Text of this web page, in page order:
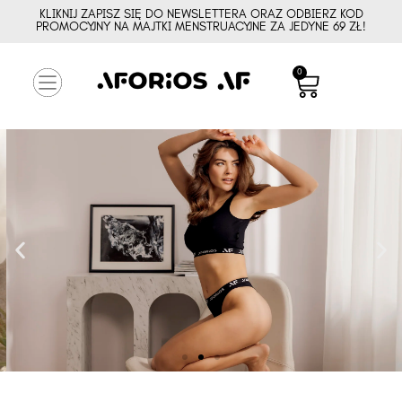
KLIKNIJ ZAPISZ SIĘ DO NEWSLETTERA ORAZ ODBIERZ KOD
PROMOCYJNY NA MAJTKI MENSTRUACYJNE ZA JEDYNE 69 ZŁ!
0